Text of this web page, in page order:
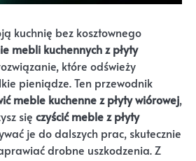
kuchnię bez kosztownego
mebli kuchennych z płyty
które odświeży
pieniądze. Ten przewodnik
meble kuchenne z płyty wiórowej,
się czyścić meble z płyty
je do dalszych prac, skutecznie
drobne uszkodzenia. Z